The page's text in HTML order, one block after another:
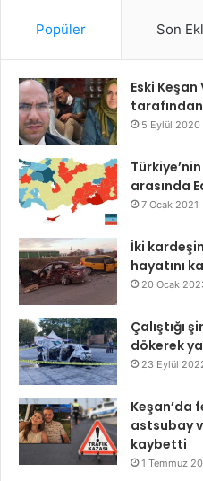
Popüler Son
Eski
5 Eylül 2020
arasında
7 Ocak 2021
İki
hayatını
20 Ocak
Çalıştığı
dökerek
23 Eylül
Keşan’da
astsubay
kaybetti
1 Temmuz